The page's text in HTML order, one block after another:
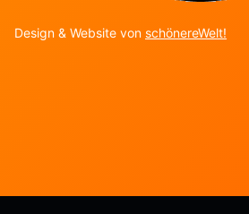
Design & Website vonschönereWelt!